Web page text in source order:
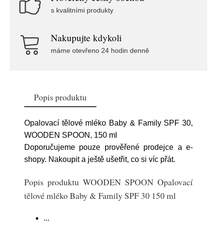
s kvalitními produkty
Nakupujte kdykoli
máme otevřeno 24 hodin denně
Popis produktu
Opalovací tělové mléko Baby & Family SPF 30,
WOODEN SPOON, 150 ml
Doporučujeme pouze prověřené prodejce a e-
shopy. Nakoupit a ještě ušetřit, co si víc přát.
Popis produktu WOODEN SPOON Opalovací
tělové mléko Baby & Family SPF 30 150 ml
...